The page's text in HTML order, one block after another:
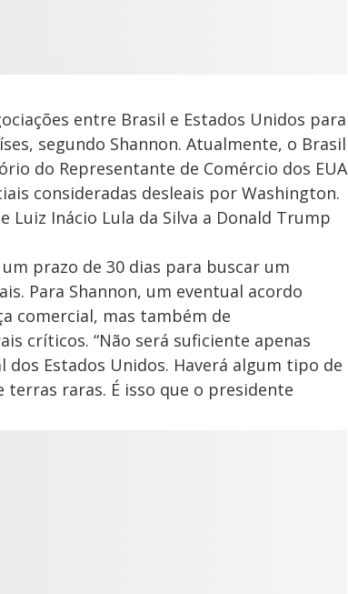
entre Brasil e Estados Unidos para
segundo Shannon. Atualmente, o Brasil
do Representante de Comércio dos EUA
consideradas desleais por Washington.
Inácio Lula da Silva a Donald Trump
prazo de 30 dias para buscar um
Para Shannon, um eventual acordo
comercial, mas também de
críticos. “Não será suficiente apenas
Estados Unidos. Haverá algum tipo de
raras. É isso que o presidente